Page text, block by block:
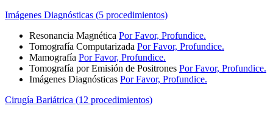
Imágenes Diagnósticas (5 procedimientos)
Resonancia Magnética Por Favor, Profundice.
Tomografía Computarizada Por Favor, Profundice.
Mamografía Por Favor, Profundice.
Tomografía por Emisión de Positrones Por Favor, Profundice.
Imágenes Diagnósticas Por Favor, Profundice.
Cirugía Bariátrica (12 procedimientos)